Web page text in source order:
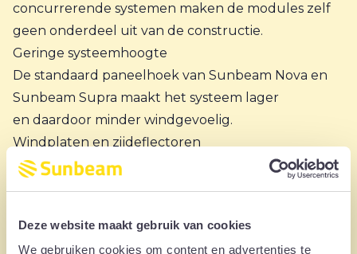
Deze website maakt gebruik van cookies
We gebruiken cookies om content en advertenties te
concurrerende systemen maken de modules zelf
geen onderdeel uit van de constructie.
Geringe systeemhoogte
De standaard paneelhoek van Sunbeam Nova en
Sunbeam Supra maakt het systeem lager
en daardoor minder windgevoelig.
Windplaten en zijdeflectoren
Windplaten aan de achterzijde van de panelen of
verminderen de druk op de panelen en daarmee